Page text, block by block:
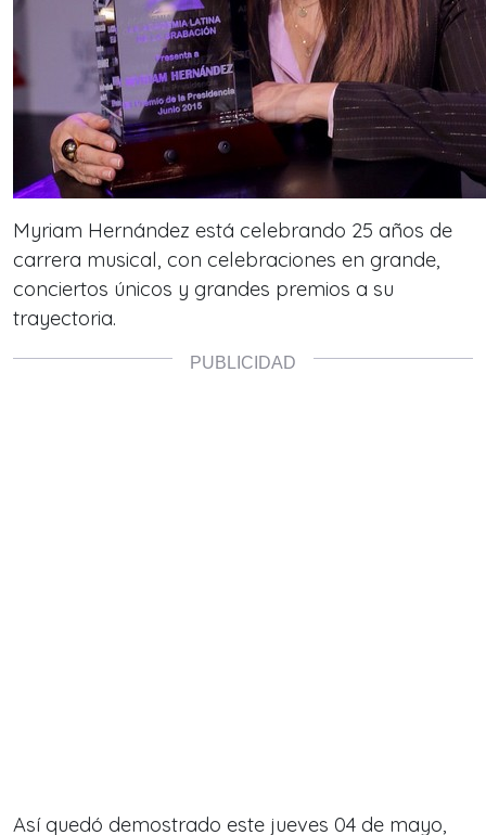
Myriam Hernández está celebrando 25 años de
carrera musical, con celebraciones en grande,
conciertos únicos y grandes premios a su
trayectoria.
Así quedó demostrado este jueves 04 de mayo,